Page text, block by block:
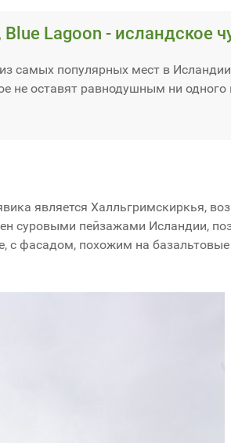
Blue Lagoon - исландское
самых популярных мест в
не оставят равнодушным ни одного
является Халльгримскиркья,
суровыми пейзажами Исландии,
с фасадом, похожим на